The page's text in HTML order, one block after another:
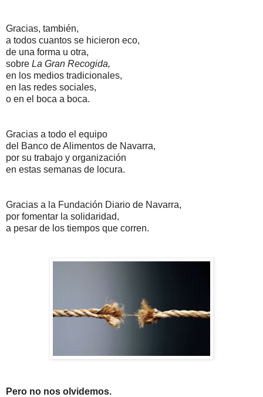
Gracias, también,
a todos cuantos se hicieron eco,
de una forma u otra,
sobre La Gran Recogida,
en los medios tradicionales,
en las redes sociales,
o en el boca a boca.
Gracias a todo el equipo
del Banco de Alimentos de Navarra,
por su trabajo y organización
en estas semanas de locura.
Gracias a la Fundación Diario de Navarra,
por fomentar la solidaridad,
a pesar de los tiempos que corren.
Pero no nos olvidemos.